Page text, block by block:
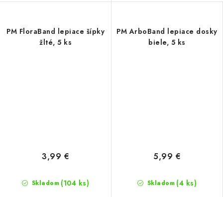
PM FloraBand lepiace šípky
žlté, 5 ks
Skladom (104 ks)
3,99 €
PM ArboBand lepiace dosky
biele, 5 ks
Skladom (4 ks)
5,99 €